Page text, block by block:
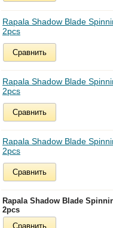
Rapala Shadow Blade
2pcs
Сравнить
Rapala Shadow Blade
2pcs
Сравнить
Rapala Shadow Blade
2pcs
Сравнить
Rapala Shadow Blade
2pcs
Сравнить